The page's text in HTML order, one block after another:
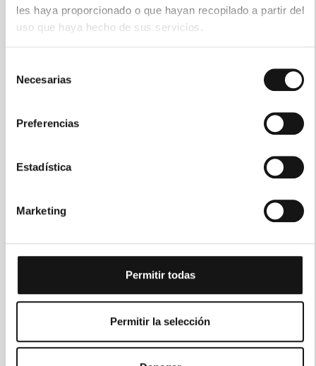
les haya proporcionado o que hayan recopilado a partir del
uso que haya hecho de sus servicios.
Necesarias
Preferencias
Estadística
Marketing
Permitir todas
Permitir la selección
Array
-80,00 €